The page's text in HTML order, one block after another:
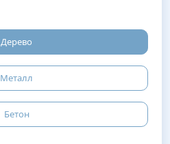
Дерево
Металл
Бетон